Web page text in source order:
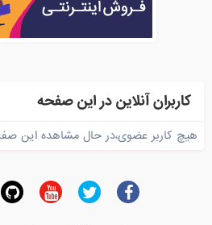
کاربران آنلاین در این صفحه
هیچ کاربر عضوی،در حال مشاهده این